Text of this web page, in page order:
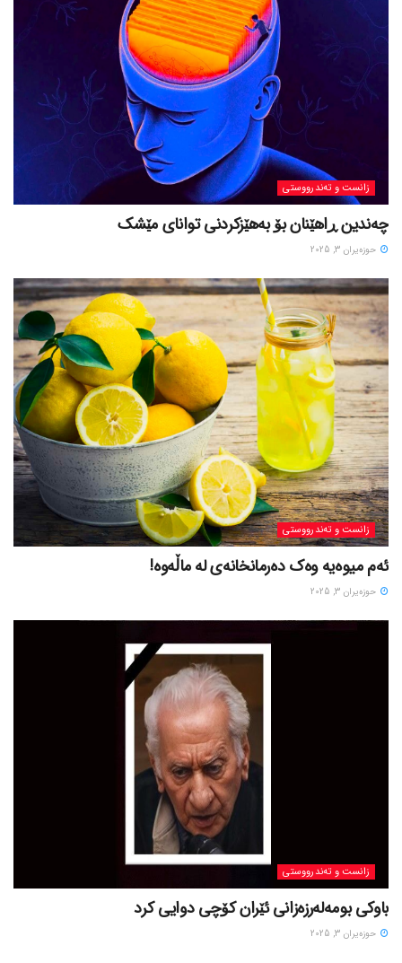
زانست و تەندرووستی
چەندین ڕاهێنان بۆ بەهێزکردنی توانای مێشک
حوزه‌یران 3, 2025
زانست و تەندرووستی
ئەم میوەیە وەک دەرمانخانەی لە ماڵەوە!
حوزه‌یران 3, 2025
زانست و تەندرووستی
باوکی بومەلەرزەزانی ئێران کۆچی دوایی کرد
حوزه‌یران 3, 2025